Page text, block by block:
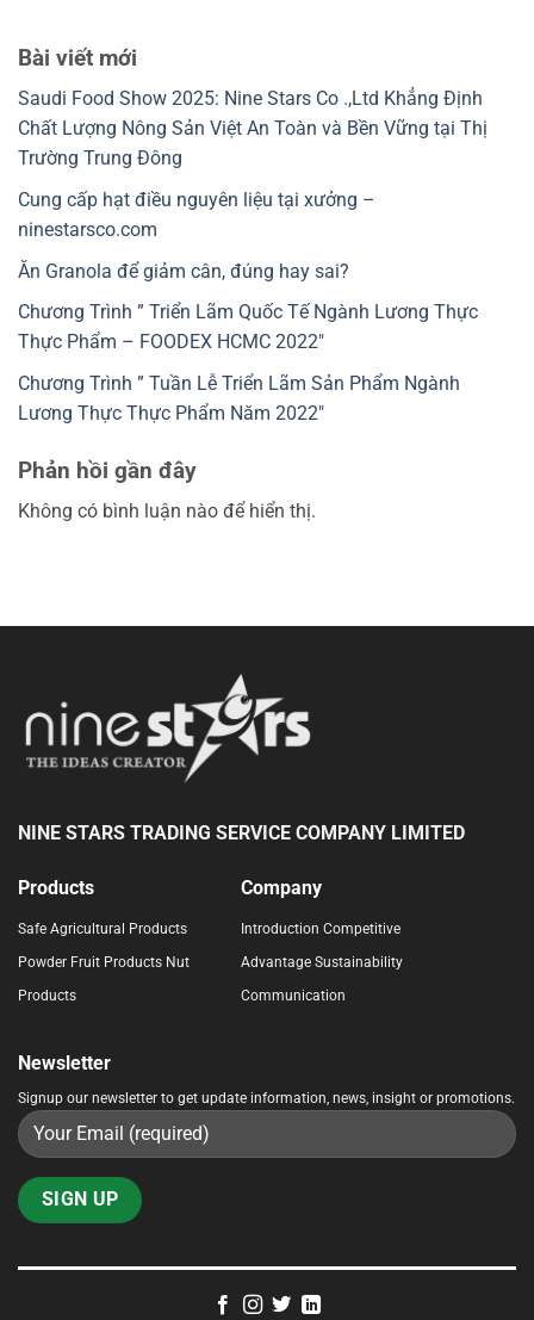
Bài viết mới
Saudi Food Show 2025: Nine Stars Co .,Ltd Khẳng Định
Chất Lượng Nông Sản Việt An Toàn và Bền Vững tại Thị
Trường Trung Đông
Cung cấp hạt điều nguyên liệu tại xưởng –
ninestarsco.com
Ăn Granola để giảm cân, đúng hay sai?
Chương Trình ” Triển Lãm Quốc Tế Ngành Lương Thực
Thực Phẩm – FOODEX HCMC 2022″
Chương Trình ” Tuần Lễ Triển Lãm Sản Phẩm Ngành
Lương Thực Thực Phẩm Năm 2022″
Phản hồi gần đây
Không có bình luận nào để hiển thị.
NINE STARS TRADING SERVICE COMPANY LIMITED
Products
Safe Agricultural Products
Powder Fruit Products Nut
Products
Company
Introduction Competitive
Advantage Sustainability
Communication
Newsletter
Signup our newsletter to get update information, news, insight or promotions.